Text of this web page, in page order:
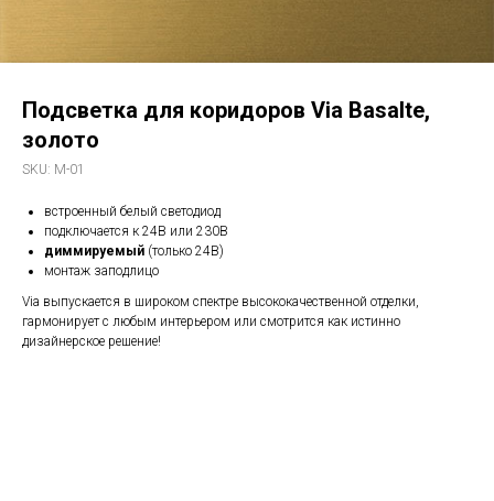
Подсветка для коридоров Via Basalte,
золото
SKU: M-01
встроенный белый светодиод
подключается к 24В или 230В
диммируемый (только 24В)
монтаж заподлицо
Via выпускается в широком спектре высококачественной отделки,
гармонирует с любым интерьером или смотрится как истинно
дизайнерское решение!